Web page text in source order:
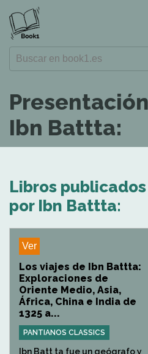
Ibn Battta:
Libros
por Ibn Battta:
Ver
Los viajes de Ibn Battta:
Exploraciones de
Oriente Medio, Asia,
África, China e India de
1325 a...
PANTIANOS CLASSICS
Ibn Batt ta fue un geógrafo y